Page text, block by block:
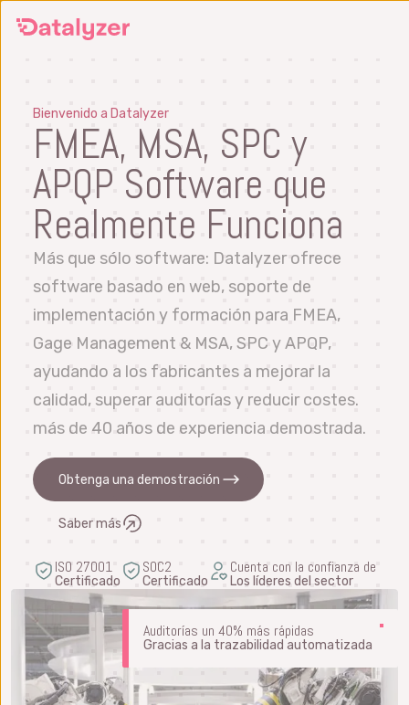
Bienvenido a Datalyzer
FMEA, MSA, SPC y
APQP Software que
Realmente Funciona
Más que sólo software: Datalyzer ofrece
software basado en web, soporte de
implementación y formación para FMEA,
Gage Management & MSA, SPC y APQP,
ayudando a los fabricantes a mejorar la
calidad, superar auditorías y reducir costes.
más de 40 años de experiencia demostrada.
Obtenga una demostración
Saber más
ISO 27001
Certificado
SOC2
Certificado
Cuenta con la confianza de
Los líderes del sector
Auditorías un 40% más rápidas
Gracias a la trazabilidad automatizada